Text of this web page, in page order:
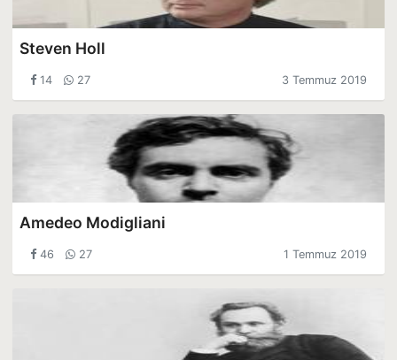
Steven Holl
14 27 3 Temmuz 2019
Amedeo Modigliani
46 27 1 Temmuz 2019